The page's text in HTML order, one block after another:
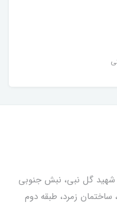
شهید گل نبی، نبش جنوبی